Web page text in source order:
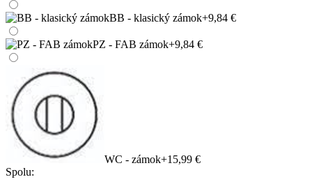
BB - klasický zámok+9,84 €
PZ - FAB zámok+9,84 €
WC - zámok+15,99 €
Spolu: